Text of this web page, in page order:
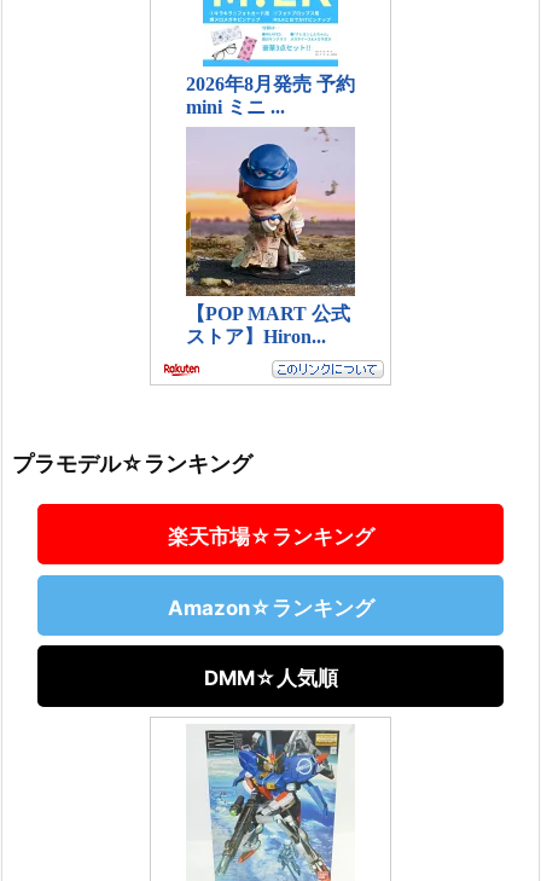
プラモデル☆ランキング
楽天市場☆ランキング
Amazon☆ランキング
DMM☆人気順